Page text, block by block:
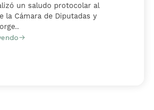
un saludo protocolar al
la Cámara de Diputadas y